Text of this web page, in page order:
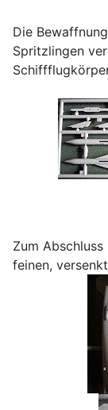
Die
Spritzlingen
Zum
feinen,